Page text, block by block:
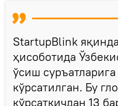
StartupBlink
ҳисоботида
ўсиш
кўрсатилган. Бу
кўрсаткичдан 13